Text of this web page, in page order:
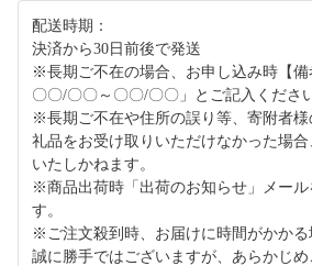
配送時期：
決済から30日前後で発送
※長期ご不在の場合、お申し込み時【備
〇〇/〇〇～〇〇/〇〇」とご記入くださ
※長期ご不在や住所の誤り等、寄附者様
礼品をお受け取りいただけなかった場
いたしかねます。
※商品出荷時「出荷のお知らせ」メール
す。
※ご注文殺到時、お届けに時間がかかる
誠に勝手ではございますが、あらかじめ